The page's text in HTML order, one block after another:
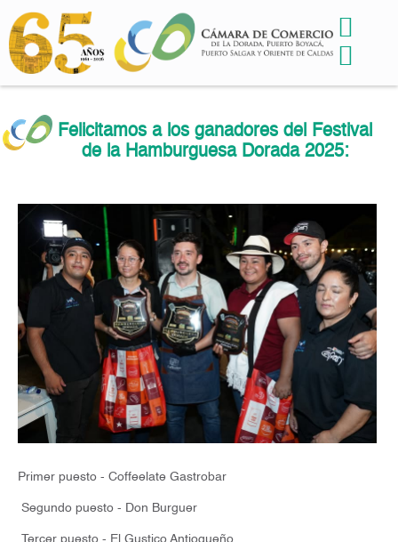
Felicitamos a los ganadores del Festival
de la Hamburguesa Dorada 2025:
Primer puesto - Coffeelate Gastrobar
Segundo puesto - Don Burguer